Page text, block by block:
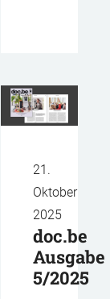
21.
Oktober
2025
doc.be
Ausgabe
5/2025